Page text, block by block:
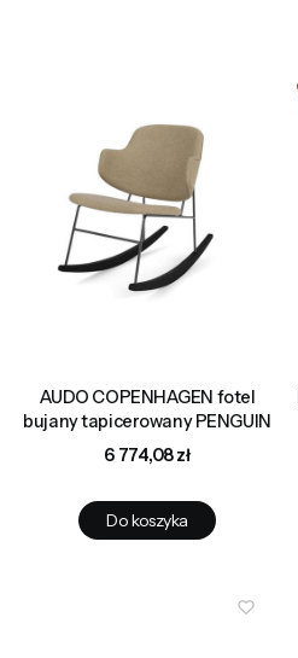
AUDO COPENHAGEN fotel
bujany tapicerowany PENGUIN
Cena
6 774,08 zł
Do koszyka